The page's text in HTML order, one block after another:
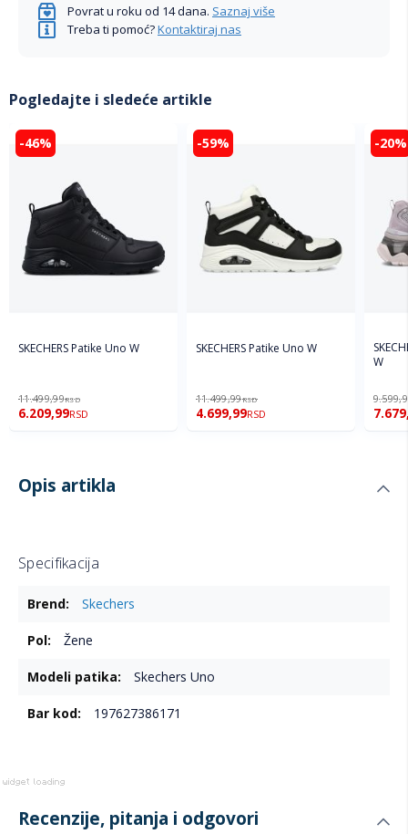
Povrat u roku od 14 dana. Saznaj više
Treba ti pomoć?Kontaktiraj nas
Pogledajte i sledeće artikle
-46%
SKECHERS Patike Uno W
11.499,99RSD
6.209,99RSD
-59%
SKECHERS Patike Uno W
11.499,99RSD
4.699,99RSD
-20%
W
Opis artikla
Specifikacija
informacijaSkechers
Žene
Skechers Uno
197627386171
Recenzije, pitanja i odgovori